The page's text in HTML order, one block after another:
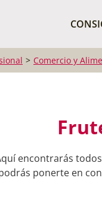
Comercio y
encontrarás
ponerte en